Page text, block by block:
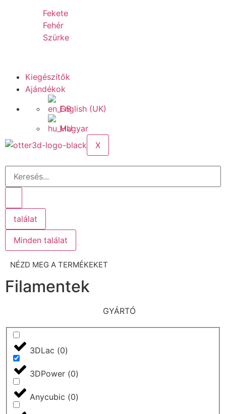
Fekete
Fehér
Szürke
Kiegészítők
Ajándékok
English (UK)
Magyar
X
találat
Minden találat
NÉZD MEG A TERMÉKEKET
Filamentek
GYÁRTÓ
3DLac (0)
3DPower (0)
Anycubic (0)